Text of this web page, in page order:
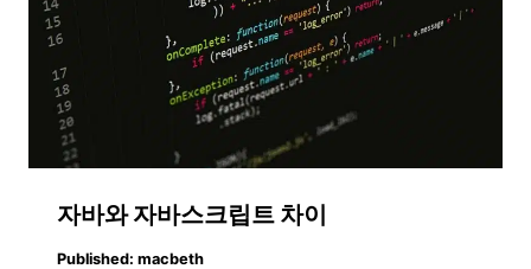
자바와 자바스크립트 차이
Published: macbeth